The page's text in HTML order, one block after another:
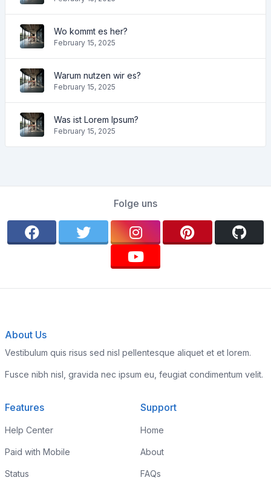
Wo kommt es her?
February 15, 2025
Warum nutzen wir es?
February 15, 2025
Was ist Lorem Ipsum?
February 15, 2025
Folge uns
About Us
Vestibulum quis risus sed nisl pellentesque aliquet et et lorem.
Fusce nibh nisl, gravida nec ipsum eu, feugiat condimentum velit.
Features
Help Center
Paid with Mobile
Status
Support
Home
About
FAQs